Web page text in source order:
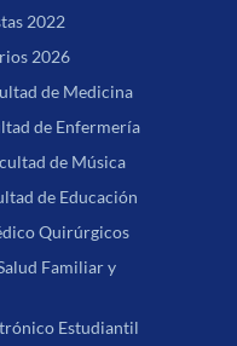
2022
2026
de Medicina
de Enfermería
de Música
de Educación
Quirúrgicos
Familiar y
Estudiantil